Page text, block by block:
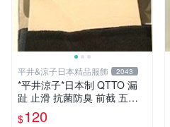
平井&涼子日本精品服飾 2043
*平井涼子*日本制 QTTO 漏
趾 止滑 抗菌防臭 前截 五趾
襪9048DR
$120